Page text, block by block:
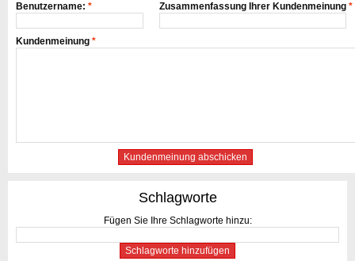
*
Benutzername: *
Zusammenfassung Ihrer Kundenmeinung
*
Kundenmeinung
Kundenmeinung abschicken
Schlagworte
Fügen Sie Ihre Schlagworte hinzu:
Schlagworte hinzufügen